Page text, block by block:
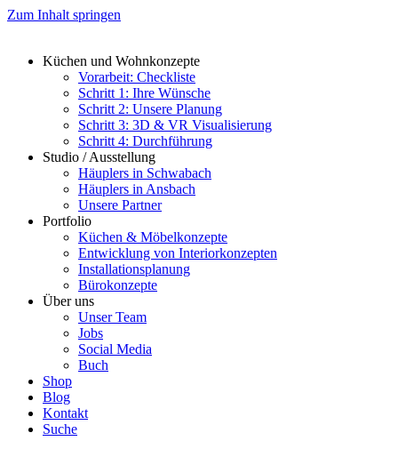
Zum Inhalt springen
Küchen und Wohnkonzepte
Vorarbeit: Checkliste
Schritt 1: Ihre Wünsche
Schritt 2: Unsere Planung
Schritt 3: 3D & VR Visualisierung
Schritt 4: Durchführung
Studio / Ausstellung
Häuplers in Schwabach
Häuplers in Ansbach
Unsere Partner
Portfolio
Küchen & Möbelkonzepte
Entwicklung von Interiorkonzepten
Installationsplanung
Bürokonzepte
Über uns
Unser Team
Jobs
Social Media
Buch
Shop
Blog
Kontakt
Suche